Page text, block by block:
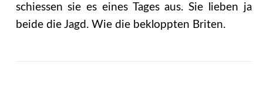
schiessen sie es eines Tages aus. Sie lieben ja
beide die Jagd. Wie die bekloppten Briten.